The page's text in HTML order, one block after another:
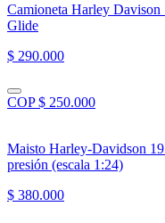
Camioneta Harley
Glide
$ 290.000
COP $ 250.000
Maisto Harley-Davidson
presión (escala 1:24)
$ 380.000